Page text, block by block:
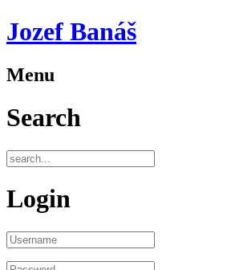
Jozef Banáš
Menu
Search
Login